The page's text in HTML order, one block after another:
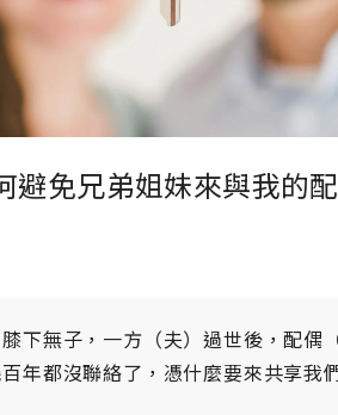
免兄弟姐妹來與我的
下無子，一方（夫）過世後，配偶
年都沒聯絡了，憑什麼要來共享我